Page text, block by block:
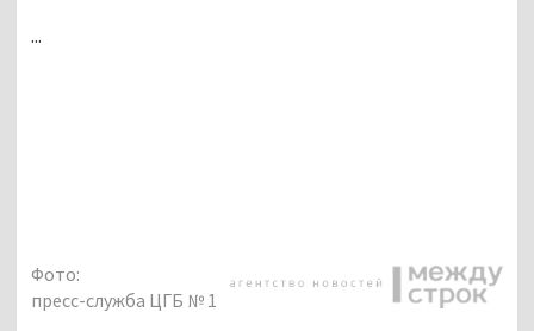
...
Фото:
пресс-служба ЦГБ № 1